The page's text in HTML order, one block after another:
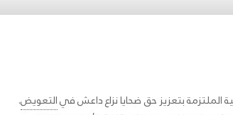
الملتزمة بتعزيز حق ضحايا نزاع داعش فيالتعويض.